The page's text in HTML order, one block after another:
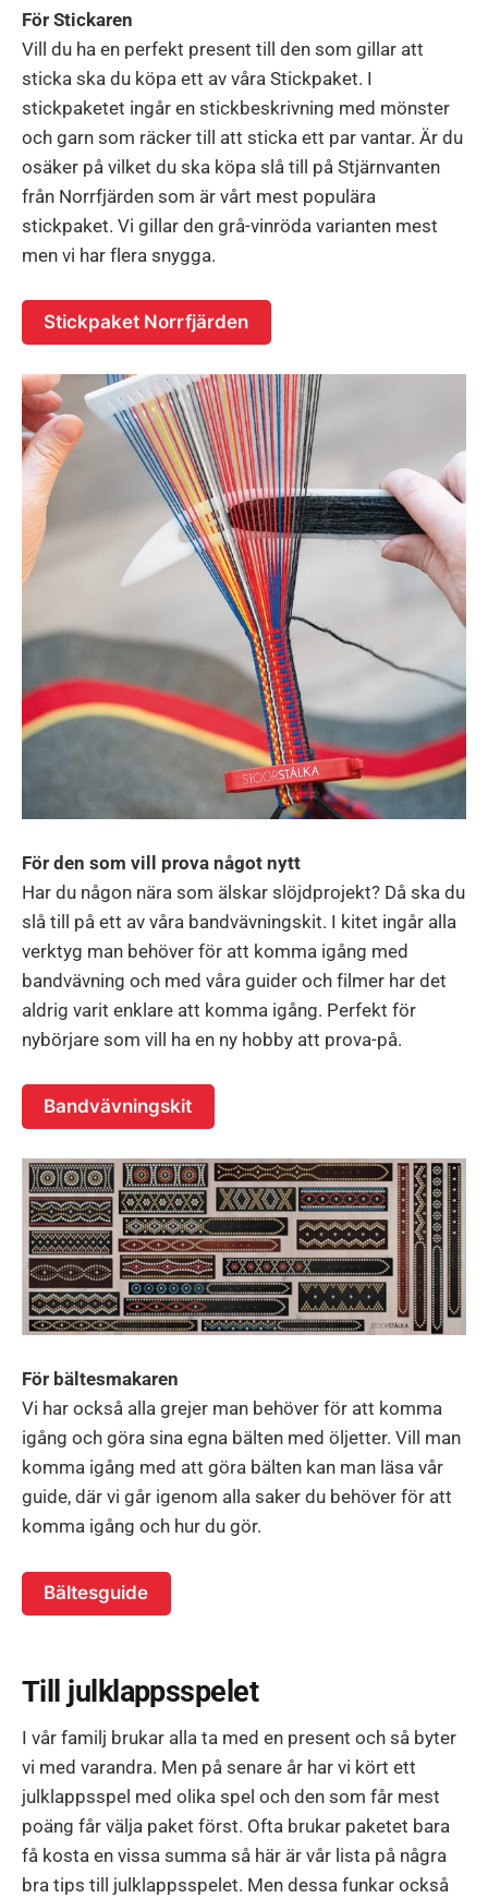
För Stickaren
Vill du ha en perfekt present till den som gillar att
sticka ska du köpa ett av våra Stickpaket. I
stickpaketet ingår en stickbeskrivning med mönster
och garn som räcker till att sticka ett par vantar. Är du
osäker på vilket du ska köpa slå till på Stjärnvanten
från Norrfjärden som är vårt mest populära
stickpaket. Vi gillar den grå-vinröda varianten mest
men vi har flera snygga.
Stickpaket Norrfjärden
För den som vill prova något nytt
Har du någon nära som älskar slöjdprojekt? Då ska du
slå till på ett av våra bandvävningskit. I kitet ingår alla
verktyg man behöver för att komma igång med
bandvävning och med våra guider och filmer har det
aldrig varit enklare att komma igång. Perfekt för
nybörjare som vill ha en ny hobby att prova-på.
Bandvävningskit
För bältesmakaren
Vi har också alla grejer man behöver för att komma
igång och göra sina egna bälten med öljetter. Vill man
komma igång med att göra bälten kan man läsa vår
guide, där vi går igenom alla saker du behöver för att
komma igång och hur du gör.
Bältesguide
Till julklappsspelet
I vår familj brukar alla ta med en present och så byter
vi med varandra. Men på senare år har vi kört ett
julklappsspel med olika spel och den som får mest
poäng får välja paket först. Ofta brukar paketet bara
få kosta en vissa summa så här är vår lista på några
bra tips till julklappsspelet. Men dessa funkar också